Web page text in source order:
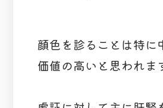
顔色を診ることは特に
価値の高いと思われま